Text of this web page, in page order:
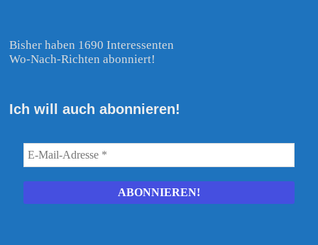
Bisher haben 1690 Interessenten
Wo-Nach-Richten abonniert!
Ich will auch abonnieren!